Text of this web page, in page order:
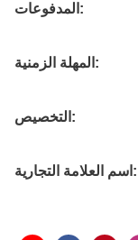
المدفوعات:
المهلة الزمنية:
التخصيص:
اسم العلامة التجارية: